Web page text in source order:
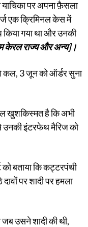
याचिका पर अपना फ़ैसला
एक क्रिमिनल केस में
गया था और उनकी
केरल राज्य और अन्य]।
कल, 3 जून को ऑर्डर सुना
खुशकिस्मत है कि अभी
उनकी इंटरफेथ मैरिज को
बताया कि कट्टरपंथी
पर शादी पर हमला
उसने शादी की थी,